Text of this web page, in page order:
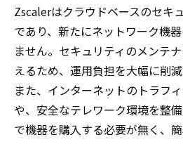
Zscalerはクラウドベースのセキ
であり、新たにネットワーク機
ません。セキュリティのメンテ
えるため、運用負担を大幅に削
また、インターネットのトラフ
や、安全なテレワーク環境を整
で機器を購入する必要が無く、